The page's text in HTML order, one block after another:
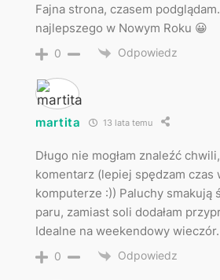
Fajna strona, czasem
najlepszego w Nowym Roku 😀
0 Odpowiedz
martita 13 lata temu
Długo nie mogłam znaleźć
komentarz (lepiej spędzam czas
komputerze :)) Paluchy smakują
paru, zamiast soli dodałam
Idealne na weekendowy wieczór.
0 Odpowiedz